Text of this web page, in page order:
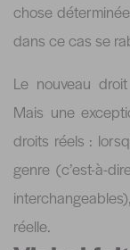
chose
dans ce cas se
Le nouveau
Mais une
droits réels :
genre (c’est-à-
réelle.